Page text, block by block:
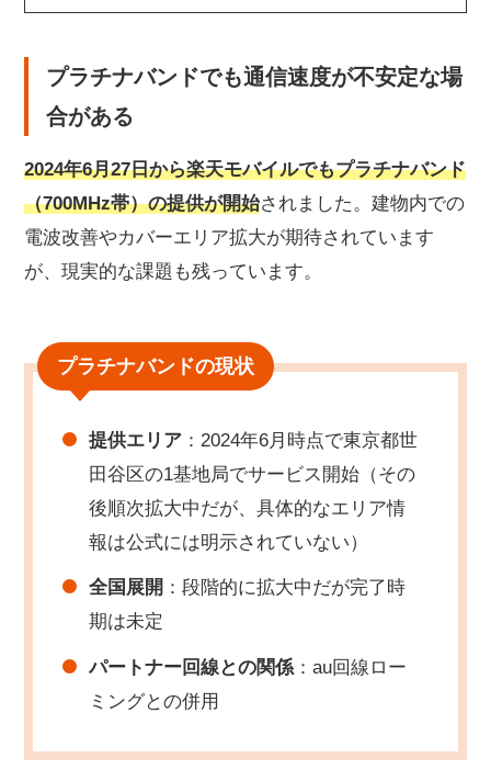
プラチナバンドでも通信速度が不安定な場
合がある
2024年6月27日から楽天モバイルでもプラチナバンド
（700MHz帯）の提供が開始されました。建物内での
電波改善やカバーエリア拡大が期待されています
が、現実的な課題も残っています。
プラチナバンドの現状
提供エリア ：2024年6月時点で東京都世
田谷区の1基地局でサービス開始（その
後順次拡大中だが、具体的なエリア情
報は公式には明示されていない）
全国展開 ：段階的に拡大中だが完了時
期は未定
パートナー回線との関係 ：au回線ロー
ミングとの併用